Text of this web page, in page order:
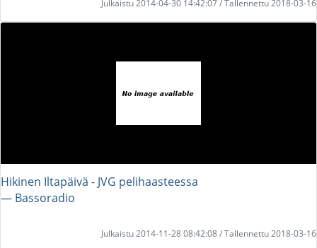
Julkaistu 2014-04-30 14:42:07 / Tallennettu 2018-03-16
Hikinen Iltapäivä - JVG pelihaasteessa
― Bassoradio
Julkaistu 2014-11-28 08:42:08 / Tallennettu 2018-03-16